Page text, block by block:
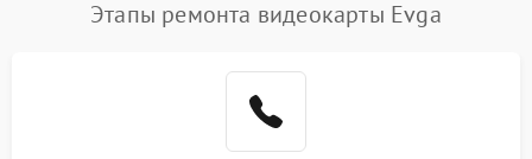
Общие поломки
Этапы ремонта видеокарты Evga